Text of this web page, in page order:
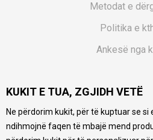
Metodat e
Politika e
Ankesë nga
Pyetjet më të
Ne bëjmë çmos që të ofrojmë
të produkteve tona, ofrojmë
KUKIT E TUA, ZGJIDH VETË
Ne përdorim kukit, për të kuptuar se
ndihmojnë faqen të mbajë mend